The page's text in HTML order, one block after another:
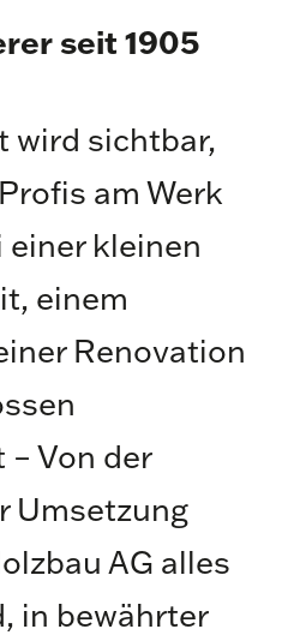
seit 1905
wird sichtbar,
am Werk
einer kleinen
einem
Renovation
Von der
Umsetzung
AG alles
in bewährter